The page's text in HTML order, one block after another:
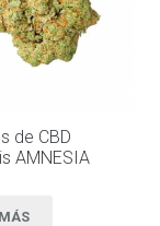
de CBD
AMNESIA